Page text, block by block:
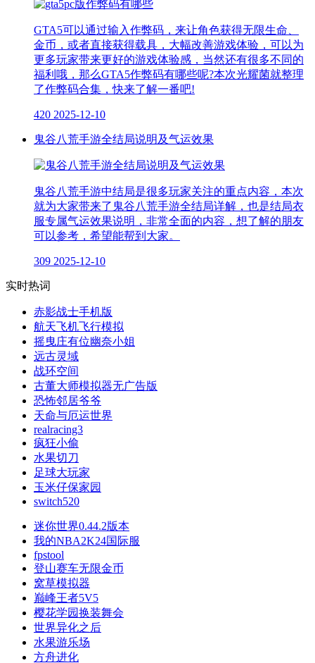
GTA5可以通过输入作弊码，来让角色获得无限生命、
金币，或者直接获得载具，大幅改善游戏体验，可以为
更多玩家带来更好的游戏体验感，当然还有很多不同的
福利哦，那么GTA5作弊码有哪些呢?本次光耀菌就整理
了作弊码合集，快来了解一番吧!
420 2025-12-10
鬼谷八荒手游全结局说明及气运效果
鬼谷八荒手游中结局是很多玩家关注的重点内容，本次
就为大家带来了鬼谷八荒手游全结局详解，也是结局衣
服专属气运效果说明，非常全面的内容，想了解的朋友
可以参考，希望能帮到大家。
309 2025-12-10
实时热词
赤影战士手机版
航天飞机飞行模拟
摇曳庄有位幽奈小姐
远古灵域
战环空间
古董大师模拟器无广告版
恐怖邻居爷爷
天命与厄运世界
realracing3
疯狂小偷
水果切刀
足球大玩家
玉米仔保家园
switch520
迷你世界0.44.2版本
我的NBA2K24国际服
fpstool
登山赛车无限金币
窝草模拟器
巅峰王者5V5
樱花学园换装舞会
世界异化之后
水果游乐场
方舟进化